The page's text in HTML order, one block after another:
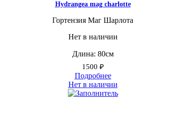
Hydrangea mag charlotte
Гортензия Маг Шарлота
Нет в наличии
Длина: 80см
1500 ₽
Подробнее
Нет в наличии